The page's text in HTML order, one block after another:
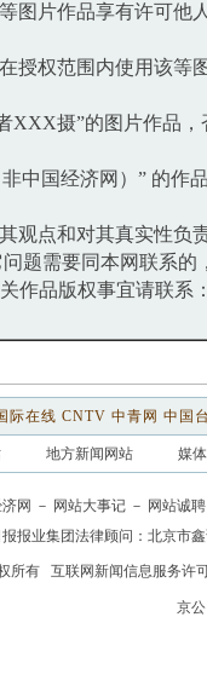
图片作品享有许可他
权范围内使用该等
摄”的图片作品，
中国经济网）” 的作
观点和对其真实性负
题需要同本网联系的
作品版权事宜请联系
际在线 CNTV 中青网 中国
地方新闻网站 媒
网 － 网站大事记 － 网站诚聘
报业集团法律顾问： 北京市
所有 互联网新闻信息服务许
京